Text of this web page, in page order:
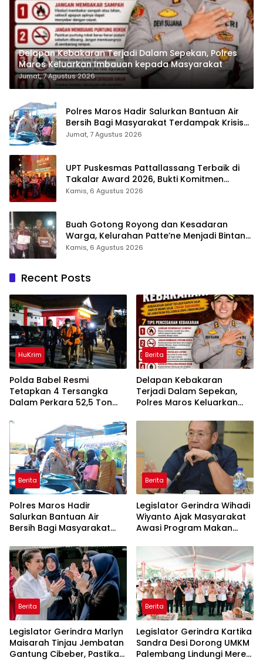
Delapan Kebakaran Terjadi Dalam Sepekan, Polres
Maros Keluarkan Imbauan kepada Masyarakat
Jumat, 7 Agustus 2026
Polres Maros Hadir Salurkan Bantuan Air
Bersih Bagi Masyarakat Terdampak Krisis
Air Bersih Di Maros
Jumat, 7 Agustus 2026
UPT Puskesmas Pattallassang Terbaik di
Takalar Award 2026, Bukti Komitmen
Hadirkan Pelayanan Kesehatan Berkualitas
Kamis, 6 Agustus 2026
Buah Gotong Royong dan Kesadaran
Warga, Kelurahan Patte’ne Menjadi Bintang
Takalar Award 2026
Kamis, 6 Agustus 2026
Recent Posts
HuKrim
Polda Babel Resmi
Tetapkan 4 Tersangka
Dalam Perkara 52,5 Ton
Belitung
Berita
Delapan Kebakaran
Terjadi Dalam Sepekan,
Polres Maros Keluarkan
Masyarakat
Berita
Polres Maros Hadir
Salurkan Bantuan Air
Bersih Bagi Masyarakat
Di Maros
Berita
Legislator Gerindra Wihadi
Wiyanto Ajak Masyarakat
Awasi Program Makan
Sasaran
Berita
Legislator Gerindra Marlyn
Maisarah Tinjau Jembatan
Gantung Cibeber, Pastikan
Berita
Legislator Gerindra Kartika
Sandra Desi Dorong UMKM
Palembang Lindungi Merek